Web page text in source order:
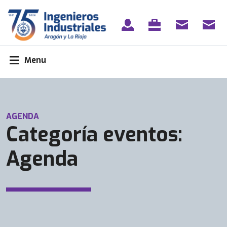
content
Menu
AGENDA
Categoría eventos:
Agenda